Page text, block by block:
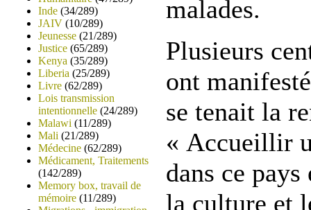
Inde (34/289)
JAIV (10/289)
Jeunesse (21/289)
Justice (65/289)
Kenya (35/289)
Liberia (25/289)
Livre (62/289)
Lois transmission
intentionnelle (24/289)
Malawi (11/289)
Mali (21/289)
Médecine (62/289)
Médicament, Traitements
(142/289)
Memory box, travail de
mémoire (11/289)
malades.
Plusieurs
ont
se tenait la
« Accueillir
dans ce
la culture et